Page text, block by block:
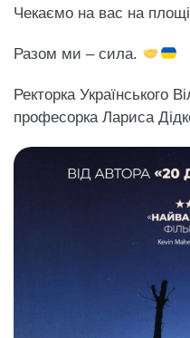
Чекаємо на вас на
Разом ми – сила.
Ректорка Українського
професорка Лариса